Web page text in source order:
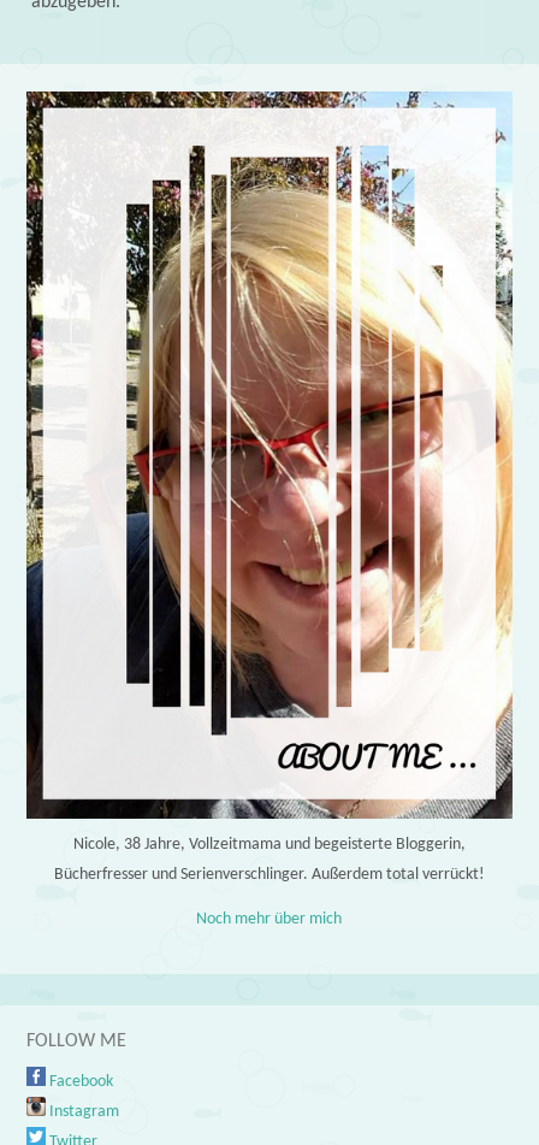
Nicole, 38 Jahre, Vollzeitmama und begeisterte Bloggerin,
Bücherfresser und Serienverschlinger. Außerdem total verrückt!
Noch mehr über mich
FOLLOW ME
Facebook
Instagram